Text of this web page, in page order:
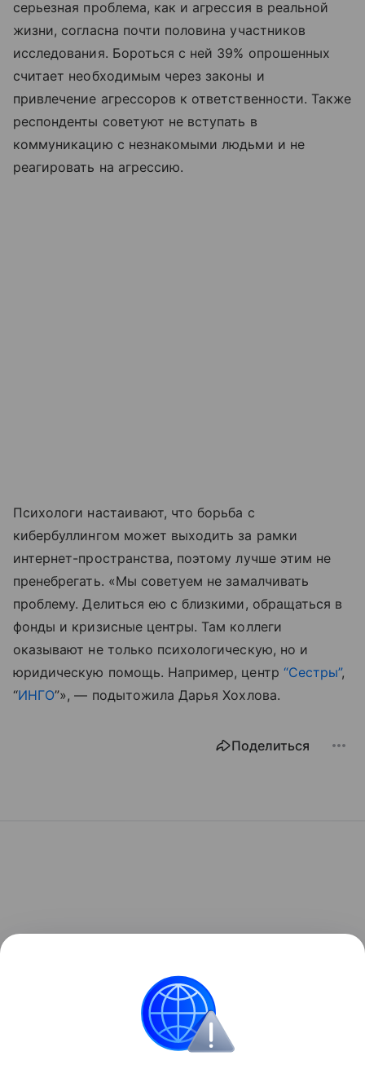
серьезная проблема, как и агрессия в реальной
жизни, согласна почти половина участников
исследования. Бороться с ней 39% опрошенных
считает необходимым через законы и
привлечение агрессоров к ответственности. Также
респонденты советуют не вступать в
коммуникацию с незнакомыми людьми и не
реагировать на агрессию.
Психологи настаивают, что борьба с
кибербуллингом может выходить за рамки
интернет-пространства, поэтому лучше этим не
пренебрегать. «Мы советуем не замалчивать
проблему. Делиться ею с близкими, обращаться в
фонды и кризисные центры. Там коллеги
оказывают не только психологическую, но и
юридическую помощь. Например, центр “Сестры”,
“ИНГО”», — подытожила Дарья Хохлова.
Поделиться